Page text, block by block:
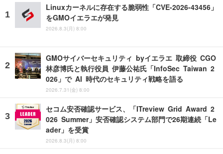
Linuxカーネルに存在する脆弱性「CVE-2026-43456」
をGMOイエラエが発見
2026.8.3(月) 8:00
GMOサイバーセキュリティ byイエラエ 取締役 CGO
林彦博氏と執行役員 伊藤公祐氏「InfoSec Taiwan 2
026」で AI 時代のセキュリティ戦略を語る
2026.7.31(金) 8:00
セコム安否確認サービス、「ITreview Grid Award 2
026 Summer」安否確認システム部門で26期連続「Le
ader」を受賞
2026.8.3(月) 8:00